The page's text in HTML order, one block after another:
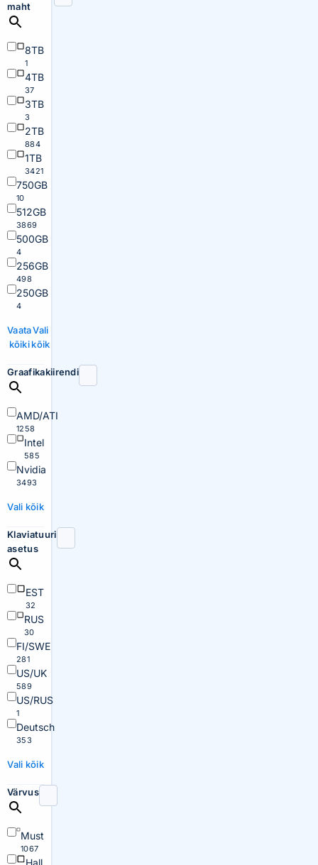
maht
8TB
1
4TB
37
3TB
3
2TB
884
1TB
3421
750GB
10
512GB
3869
500GB
4
256GB
498
250GB
4
Vaata
kõiki
Vali
kõik
Graafikakiirendi
AMD/ATI
1258
Intel
585
Nvidia
3493
Vali kõik
Klaviatuuri
asetus
EST
32
RUS
30
FI/SWE
281
US/UK
589
US/RUS
1
Deutsch
353
Vali kõik
Värvus
Must
1067
Hall